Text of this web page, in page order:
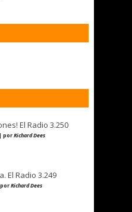
El Radio 3.250
porRichard Dees
El Radio 3.249
Richard Dees